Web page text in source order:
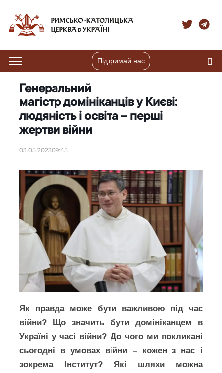
Підтримай нас
Генеральний
магістр домініканців у Києві:
людяність і освіта – перші
жертви війни
03.05.202309:45
Як правда може бути важливою під час
війни? Що значить бути домініканцем в
Україні у часі війни? До чого ми покликані
сьогодні в умовах війни – кожен з нас і
зокрема Інститут? Які шляхи можна